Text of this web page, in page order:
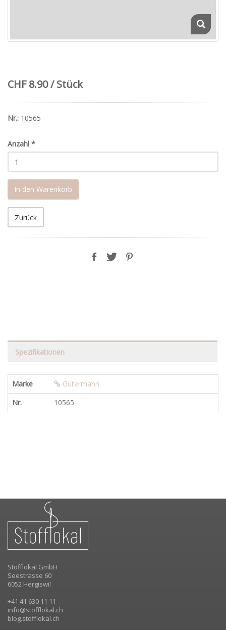
CHF 8.90 / Stück
Nr.: 10565
Anzahl *
In den Warenkorb
Zurück
Spezifikationen
Marke
Gütermann
Nr.
10565
Stofflokal GmbH
Seestrasse 60
6052 Hergiswil
+41 41 630 11 11
info@stofflokal.ch
blog.stofflokal.ch